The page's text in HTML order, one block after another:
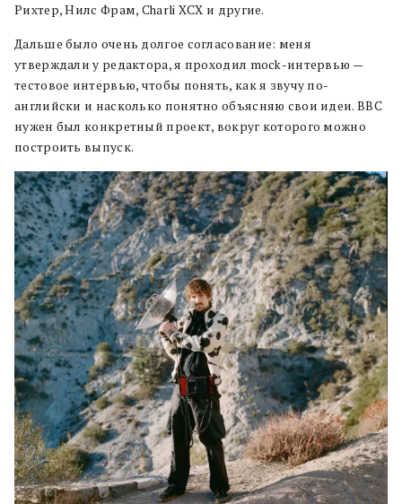
Рихтер, Нилс Фрам, Charli XCX и другие.
Дальше было очень долгое согласование: меня
утверждали у редактора, я проходил mock-интервью —
тестовое интервью, чтобы понять, как я звучу по-
английски и насколько понятно объясняю свои идеи. BBC
нужен был конкретный проект, вокруг которого можно
построить выпуск.